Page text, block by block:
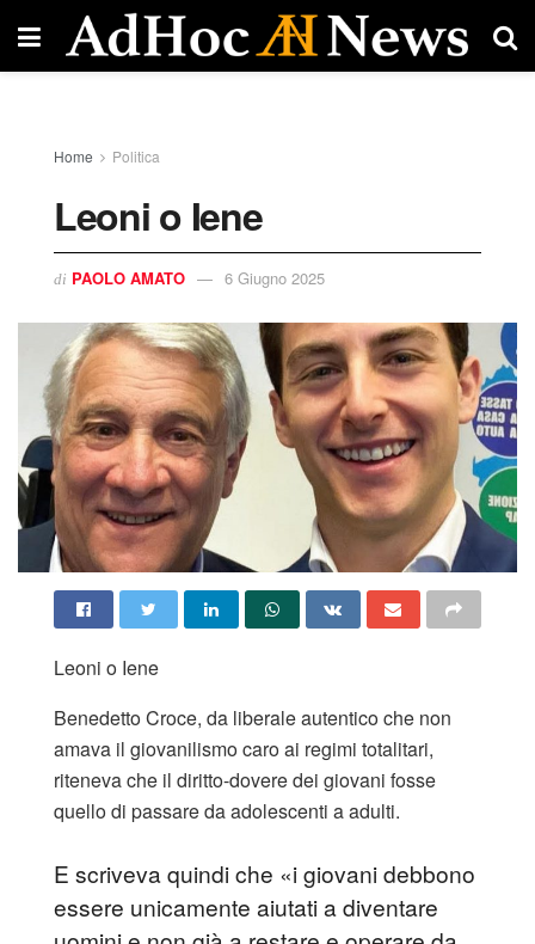
Home Politica
Leoni o Iene
di PAOLO AMATO 6 Giugno 2025
Leoni o Iene
Benedetto Croce, da liberale autentico che non
amava il giovanilismo caro ai regimi totalitari,
riteneva che il diritto-dovere dei giovani fosse
quello di passare da adolescenti a adulti.
E scriveva quindi che «i giovani debbono
essere unicamente aiutati a diventare